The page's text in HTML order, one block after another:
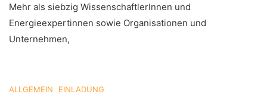
Mehr als siebzig WissenschaftlerInnen und
Energieexpertinnen sowie Organisationen und
Unternehmen,
ALLGEMEIN EINLADUNG